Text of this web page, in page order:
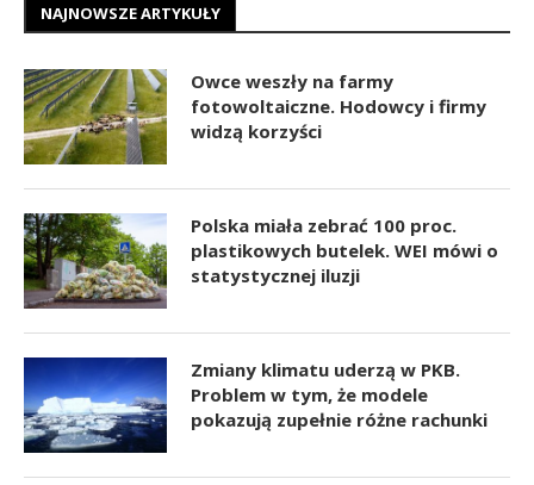
NAJNOWSZE ARTYKUŁY
Owce weszły na farmy
fotowoltaiczne. Hodowcy i firmy
widzą korzyści
Polska miała zebrać 100 proc.
plastikowych butelek. WEI mówi o
statystycznej iluzji
Zmiany klimatu uderzą w PKB.
Problem w tym, że modele
pokazują zupełnie różne rachunki